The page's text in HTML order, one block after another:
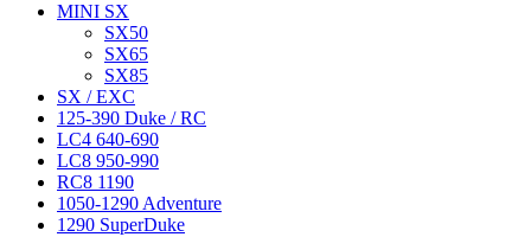
MINI SX
SX50
SX65
SX85
SX / EXC
125-390 Duke / RC
LC4 640-690
LC8 950-990
RC8 1190
1050-1290 Adventure
1290 SuperDuke